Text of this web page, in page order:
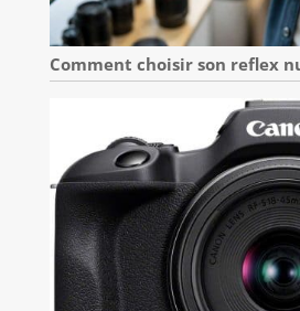
Comment choisir son reflex